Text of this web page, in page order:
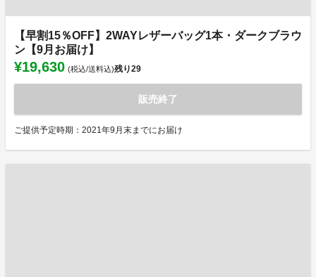
【早割15％OFF】2WAYレザーバッグ1本・ダークブラウ
ン【9月お届け】
¥19,630 (税込/送料込)残り29
販売終了
ご提供予定時期：2021年9月末までにお届け